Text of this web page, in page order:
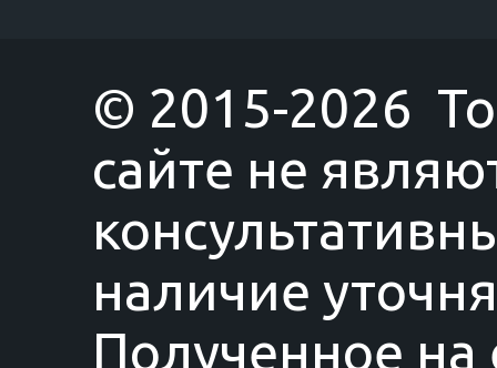
© 2015-2026
сайте не
наличие
Полученное на